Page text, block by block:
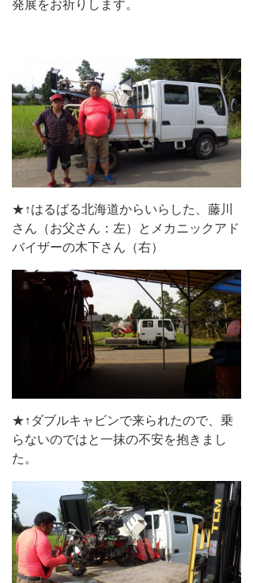
発展をお祈りします。
★↑はるばる北海道からいらした、藤川
さん（お父さん：左）とメカニックアド
バイザーの木下さん（右）
★↑ダブルキャビンで来られたので、乗
らないのではと一抹の不安を抱きまし
た。